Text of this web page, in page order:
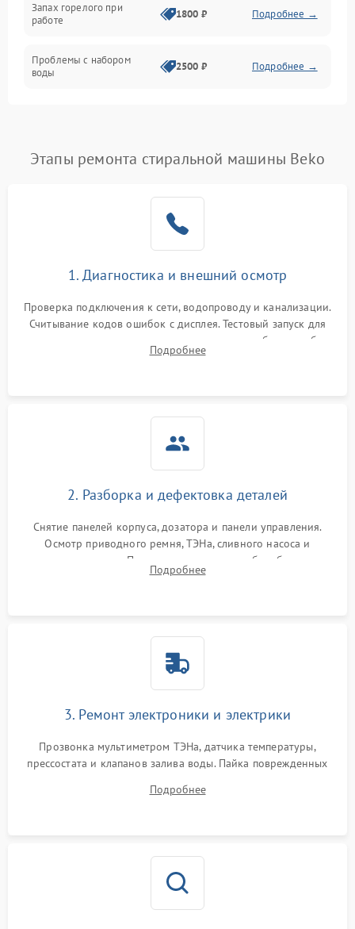
Запах горелого при
работе
1800 ₽ Подробнее →
Проблемы с набором
воды
2500 ₽ Подробнее →
Замена платы управления Подробнее →
Этапы ремонта стиральной машины Beko
1. Диагностика и внешний осмотр
Проверка подключения к сети, водопроводу и канализации.
Считывание кодов ошибок с дисплея. Тестовый запуск для
выявления посторонних шумов, протечек или сбоев в работе
электронного модуля управления.
Подробнее
2. Разборка и дефектовка деталей
Снятие панелей корпуса, дозатора и панели управления.
Осмотр приводного ремня, ТЭНа, сливного насоса и
амортизаторов. Проверка подшипников барабана и
крестовины на износ, а манжеты люка на разрывы.
Подробнее
3. Ремонт электроники и электрики
Прозвонка мультиметром ТЭНа, датчика температуры,
прессостата и клапанов залива воды. Пайка поврежденных
Восстановление целостности проводки и контактов.
Подробнее